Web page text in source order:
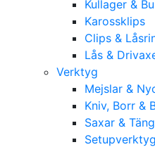
Kullager &
Karossklips
Clips &
Lås &
Verktyg
Mejslar &
Kniv, Borr &
Saxar &
Setupverktyg